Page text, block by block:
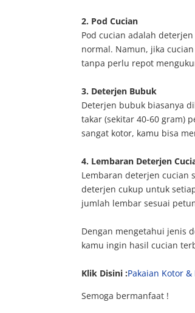
2. Pod Cucian
Pod cucian adalah
normal. Namun, jika
tanpa perlu repot
3. Deterjen Bubuk
Deterjen bubuk biasanya
takar (sekitar 40-60 gram)
sangat kotor, kamu bisa
4. Lembaran Deterjen
Lembaran deterjen cucian
deterjen cukup untuk
jumlah lembar sesuai
Dengan mengetahui jenis
kamu ingin hasil cucian
Klik Disini :Pakaian Kotor
Semoga bermanfaat !